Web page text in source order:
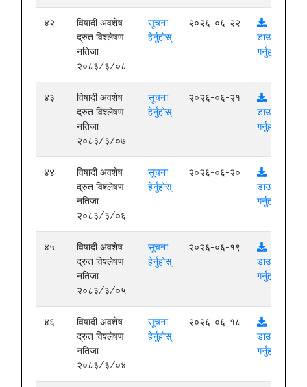
४२
विषादी अवशेष
द्रुत विश्लेषण
नतिजा
२०८३/३/०८
सूचना
हेर्नुहोस्
२०२६-०६-२२
डाउनलोड
गर्नुहोस्
४३
विषादी अवशेष
द्रुत विश्लेषण
नतिजा
२०८३/३/०७
सूचना
हेर्नुहोस्
२०२६-०६-२१
डाउनलोड
गर्नुहोस्
४४
विषादी अवशेष
द्रुत विश्लेषण
नतिजा
२०८३/३/०६
सूचना
हेर्नुहोस्
२०२६-०६-२०
डाउनलोड
गर्नुहोस्
४५
विषादी अवशेष
द्रुत विश्लेषण
नतिजा
२०८३/३/०५
सूचना
हेर्नुहोस्
२०२६-०६-१९
डाउनलोड
गर्नुहोस्
४६
विषादी अवशेष
द्रुत विश्लेषण
नतिजा
२०८३/३/०४
सूचना
हेर्नुहोस्
२०२६-०६-१८
डाउनलोड
गर्नुहोस्